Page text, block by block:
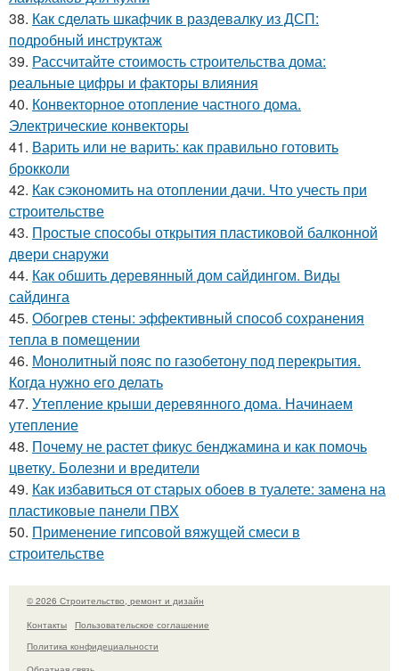
38. Как сделать шкафчик в раздевалку из ДСП:
подробный инструктаж
39. Рассчитайте стоимость строительства дома:
реальные цифры и факторы влияния
40. Конвекторное отопление частного дома.
Электрические конвекторы
41. Варить или не варить: как правильно готовить
брокколи
42. Как сэкономить на отоплении дачи. Что учесть при
строительстве
43. Простые способы открытия пластиковой балконной
двери снаружи
44. Как обшить деревянный дом сайдингом. Виды
сайдинга
45. Обогрев стены: эффективный способ сохранения
тепла в помещении
46. Монолитный пояс по газобетону под перекрытия.
Когда нужно его делать
47. Утепление крыши деревянного дома. Начинаем
утепление
48. Почему не растет фикус бенджамина и как помочь
цветку. Болезни и вредители
49. Как избавиться от старых обоев в туалете: замена на
пластиковые панели ПВХ
50. Применение гипсовой вяжущей смеси в
строительстве
© 2026 Строительство, ремонт и дизайн
Контакты
Пользовательское соглашение
Политика конфидециальности